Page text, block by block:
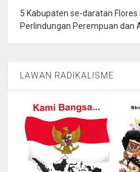
5 Kabupaten se-daratan
Perlindungan Perempuan dan
LAWAN RADIKALISME